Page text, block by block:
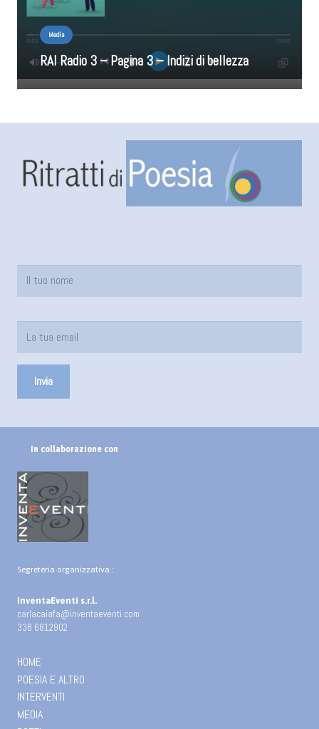
Media
RAI Radio 3 – Pagina 3 – Indizi di bellezza
In collaborazione con
Segreteria organizzativa :
InventaEventi s.r.l.
carlacaiafa@inventaeventi.com
338 6812902
HOME
POESIA E ALTRO
INTERVENTI
MEDIA